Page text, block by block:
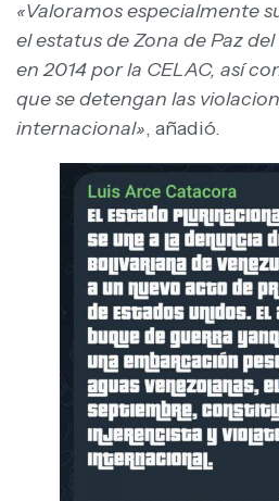
«Valoramos especialmente
el estatus de Zona de Paz
en 2014 por la CELAC, así
que se detengan las
internacional», añadió.